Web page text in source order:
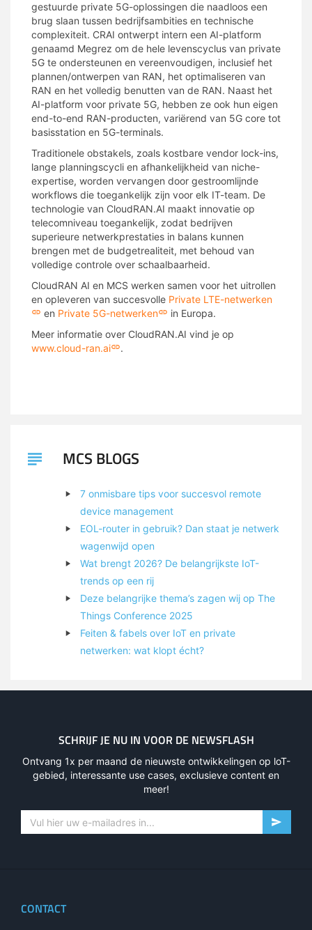
gestuurde private 5G-oplossingen die naadloos een
brug slaan tussen bedrijfsambities en technische
complexiteit. CRAI ontwerpt intern een AI-platform
genaamd Megrez om de hele levenscyclus van private
5G te ondersteunen en vereenvoudigen, inclusief het
plannen/ontwerpen van RAN, het optimaliseren van
RAN en het volledig benutten van de RAN. Naast het
AI-platform voor private 5G, hebben ze ook hun eigen
end-to-end RAN-producten, variërend van 5G core tot
basisstation en 5G-terminals.
Traditionele obstakels, zoals kostbare vendor lock-ins,
lange planningscycli en afhankelijkheid van niche-
expertise, worden vervangen door gestroomlijnde
workflows die toegankelijk zijn voor elk IT-team. De
technologie van CloudRAN.AI maakt innovatie op
telecomniveau toegankelijk, zodat bedrijven
superieure netwerkprestaties in balans kunnen
brengen met de budgetrealiteit, met behoud van
volledige controle over schaalbaarheid.
CloudRAN AI en MCS werken samen voor het uitrollen
en opleveren van succesvolle Private LTE-netwerken
en Private 5G-netwerken
in Europa.
Meer informatie over CloudRAN.AI vind je op
www.cloud-ran.ai
.
MCS BLOGS
7 onmisbare tips voor succesvol remote
device management
EOL-router in gebruik? Dan staat je netwerk
wagenwijd open
Wat brengt 2026? De belangrijkste IoT-
trends op een rij
Deze belangrijke thema’s zagen wij op The
Things Conference 2025
Feiten & fabels over IoT en private
netwerken: wat klopt écht?
SCHRIJF JE NU IN VOOR DE NEWSFLASH
Ontvang 1x per maand de nieuwste ontwikkelingen op loT-
gebied, interessante use cases, exclusieve content en
meer!
CONTACT